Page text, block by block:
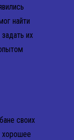
найти
их
своих
хорошее